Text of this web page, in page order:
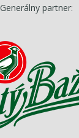
Generálny partner: